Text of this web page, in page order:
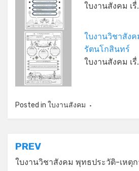
ใบงานสังคม เรื่
ใบงานวิชาสัง
รัตนโกสินทร์
ใบงานสังคม เรื่
Posted in ใบงานสังคม
แนะแนว
เรื่อง
PREV
ใบงานวิชาสังคม พุทธประวัติ-เหตุ
*